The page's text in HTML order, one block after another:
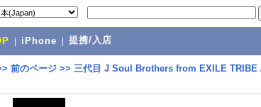
iPhone 提携/入店
前のページ >> 三代目 J Soul Brothers from EXILE TRIBE